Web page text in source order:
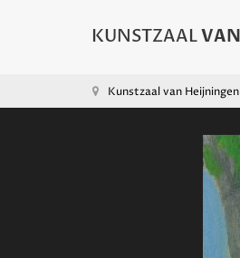
Kunstzaal van Heijningen